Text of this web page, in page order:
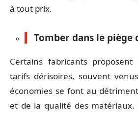
à tout prix.
Tomber dans le piège
Certains fabricants
tarifs dérisoires, souvent
économies se font au
et de la qualité des matériaux.